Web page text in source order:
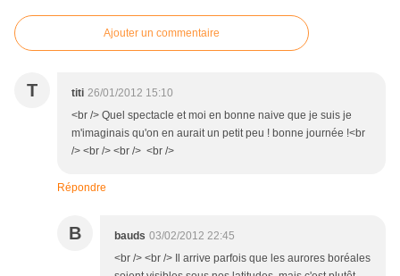
Ajouter un commentaire
T titi 26/01/2012 15:10
<br /> Quel spectacle et moi en bonne naive que je suis je
m'imaginais qu'on en aurait un petit peu ! bonne journée !<br
/> <br /> <br /> <br />
Répondre
B bauds 03/02/2012 22:45
<br /> <br /> Il arrive parfois que les aurores boréales